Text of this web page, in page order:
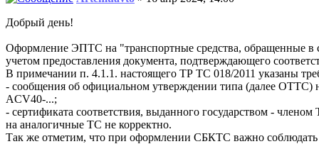
Добрый день!
Оформление ЭПТС на "транспортные средства, обращенные в
учетом предоставления документа, подтверждающего
В примечании п. 4.1.1. настоящего ТР ТС 018/2011 указаны
- сообщения об официальном утверждении типа (далее
ACV40-...;
- сертификата соответствия, выданного государством -
на аналогичные ТС не корректно.
Так же отметим, что при оформлении СБКТС важно соблюдать